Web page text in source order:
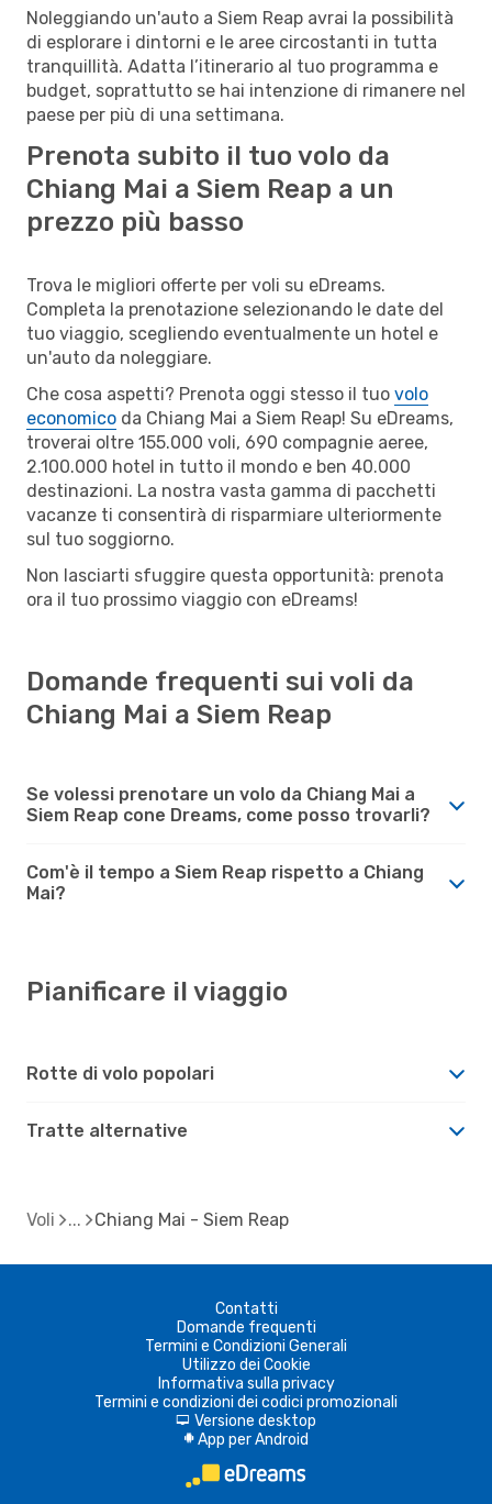
Noleggiando un'auto a Siem Reap avrai la possibilità
di esplorare i dintorni e le aree circostanti in tutta
tranquillità. Adatta l’itinerario al tuo programma e
budget, soprattutto se hai intenzione di rimanere nel
paese per più di una settimana.
Prenota subito il tuo volo da
Chiang Mai a Siem Reap a un
prezzo più basso
Trova le migliori offerte per voli su eDreams.
Completa la prenotazione selezionando le date del
tuo viaggio, scegliendo eventualmente un hotel e
un'auto da noleggiare.
Che cosa aspetti? Prenota oggi stesso il tuo volo
economico da Chiang Mai a Siem Reap! Su eDreams,
troverai oltre 155.000 voli, 690 compagnie aeree,
2.100.000 hotel in tutto il mondo e ben 40.000
destinazioni. La nostra vasta gamma di pacchetti
vacanze ti consentirà di risparmiare ulteriormente
sul tuo soggiorno.
Non lasciarti sfuggire questa opportunità: prenota
ora il tuo prossimo viaggio con eDreams!
Domande frequenti sui voli da
Chiang Mai a Siem Reap
Se volessi prenotare un volo da Chiang Mai a
Siem Reap cone Dreams, come posso trovarli?
Com'è il tempo a Siem Reap rispetto a Chiang
Mai?
Pianificare il viaggio
Rotte di volo popolari
Tratte alternative
Voli Chiang Mai - Siem Reap
Contatti
Domande frequenti
Termini e Condizioni Generali
Utilizzo dei Cookie
Informativa sulla privacy
Termini e condizioni dei codici promozionali
d Versione desktop
A App per Android